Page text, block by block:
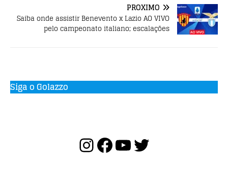
PRÓXIMO
Saiba onde assistir Benevento x Lazio AO VIVO
pelo campeonato italiano; escalações
Siga o Golazzo